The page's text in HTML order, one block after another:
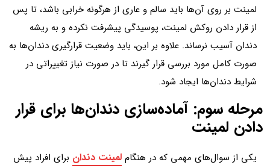
لمینت بر روی آن‌ها باید سالم و عاری از هرگونه خرابی باشد، تا پس
از قرار دادن روکش لمینت، پوسیدگی پیشرفت نکرده و به ریشه
دندان آسیب نرساند. علاوه بر این، باید وضعیت قرارگیری دندان‌ها به
صورت کامل مورد بررسی قرار گیرند تا در صورت نیاز تغییراتی در
شرایط دندان‌ها ایجاد شود.
مرحله سوم: آماده‌سازی دندان‌ها برای قرار
دادن لمینت
یکی از سوال‌های مهمی که در هنگام لمینت دندان برای افراد پیش